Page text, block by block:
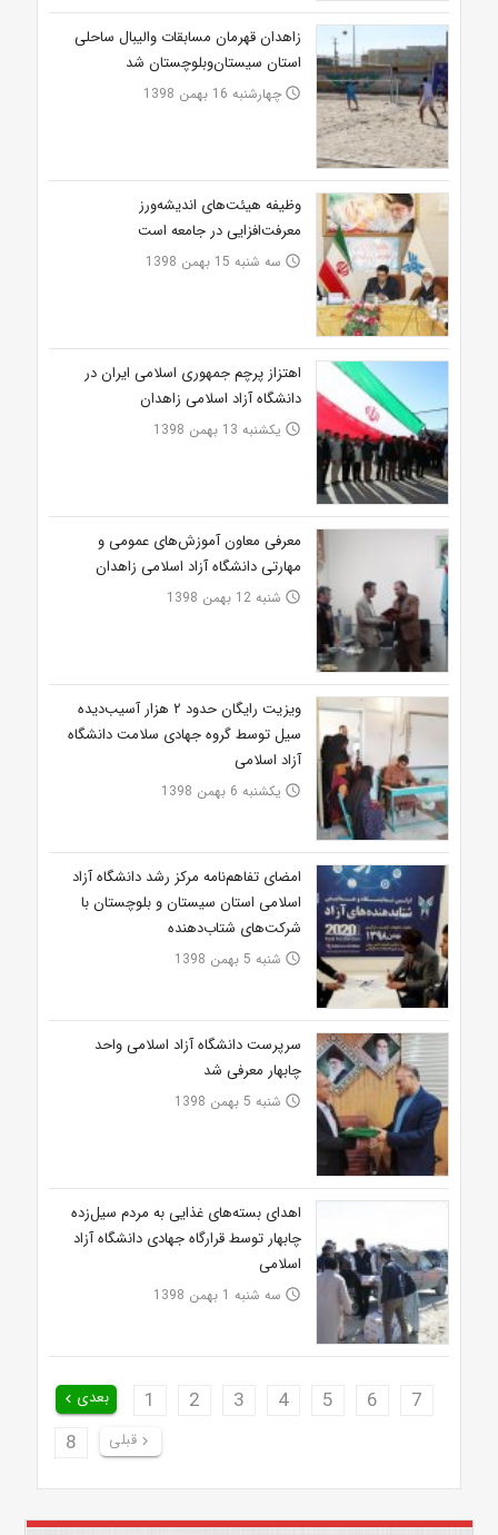
زاهدان قهرمان مسابقات والیبال ساحلی
استان سیستان‌وبلوچستان شد
access_time چهارشنبه 16 بهمن 1398
وظیفه هیئت‌های اندیشه‌ورز
معرفت‌افزایی در جامعه است
access_time سه شنبه 15 بهمن 1398
اهتزاز پرچم جمهوری اسلامی ایران در
دانشگاه آزاد اسلامی زاهدان
access_time یکشنبه 13 بهمن 1398
معرفی معاون آموزش‌های عمومی و
مهارتی دانشگاه آزاد اسلامی زاهدان
access_time شنبه 12 بهمن 1398
ویزیت رایگان حدود ۲ هزار آسیب‌دیده
سیل توسط گروه جهادی سلامت دانشگاه
آزاد اسلامی
access_time یکشنبه 6 بهمن 1398
امضای تفاهم‌نامه مرکز رشد دانشگاه آزاد
اسلامی استان سیستان و بلوچستان با
شرکت‌های شتاب‌دهنده
access_time شنبه 5 بهمن 1398
سرپرست دانشگاه آزاد اسلامی واحد
چابهار معرفی شد
access_time شنبه 5 بهمن 1398
اهدای بسته‌های غذایی به مردم سیل‌زده
چابهار توسط قرارگاه جهادی دانشگاه آزاد
اسلامی
access_time سه شنبه 1 بهمن 1398
بعدی keyboard_arrow_left 1 2 3 4 5 6
7
8
keyboard_arrow_right قبلی